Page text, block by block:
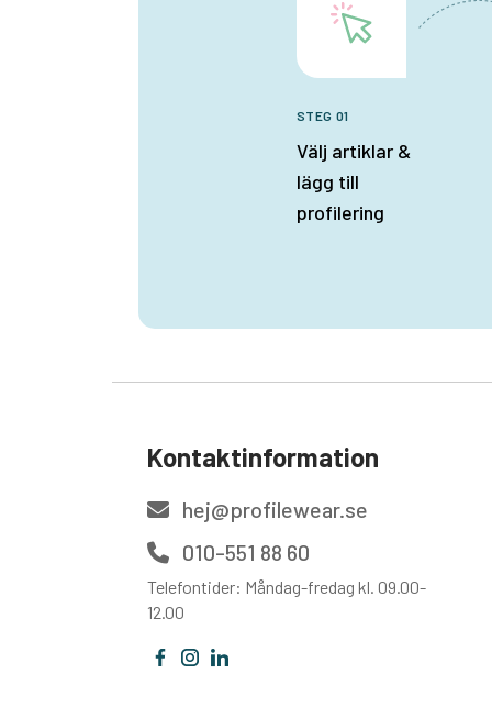
STEG 01
Välj artiklar &
lägg till
profilering
Kontaktinformation
hej@profilewear.se
010-551 88 60
Telefontider: Måndag-fredag kl. 09.00-
12.00